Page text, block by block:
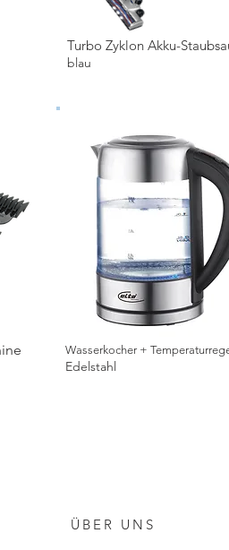
Turbo Zyklon Akku-
blau Details ansehen
Wasserkocher +
EdelstahlDetails ansehen
ÜBER UNS